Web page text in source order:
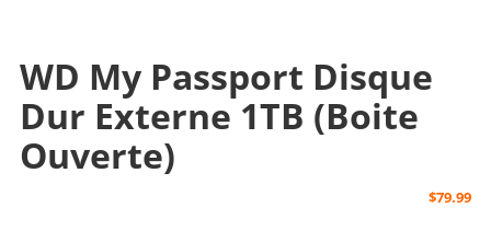
WD My Passport Disque
Dur Externe 1TB (boite
Ouverte)
$79.99